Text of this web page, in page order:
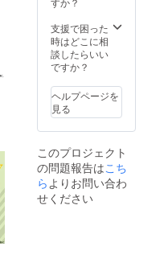
支援で困った
時はどこに相
談したらいい
ですか？
ヘルプページを
見る
このプロジェクト
の問題報告はこち
ら よりお問い合わ
せください